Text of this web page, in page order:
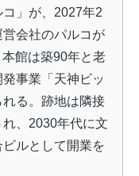
」が、2027年2
会社のパルコが
館は築90年と老
事業「天神ビッ
る。跡地は隣接
、2030年代に文
ルとして開業を